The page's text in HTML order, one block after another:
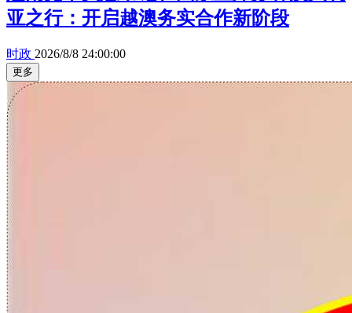
亚之行：开启越澳务实合作新阶段
时政 2026/8/8 24:00:00
更多